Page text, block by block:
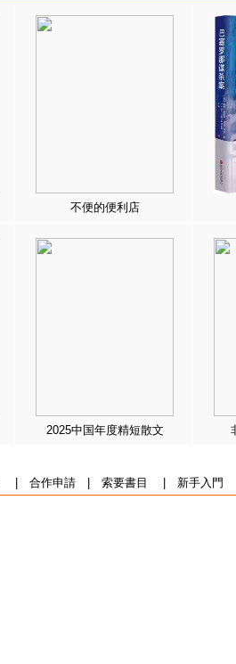
不便的便利店
2025中国年度精短散文
合作申請| 索要書目 新手入門